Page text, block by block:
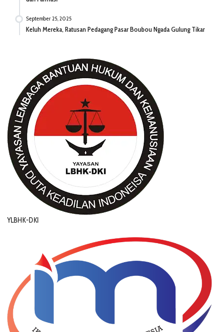
September 25, 2025
Keluh Mereka, Ratusan Pedagang Pasar Boubou Ngada Gulung Tikar
YLBHK-DKI